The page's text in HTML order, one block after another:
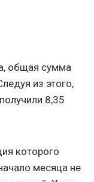
общая сумма
из этого,
8,35
которого
месяца не